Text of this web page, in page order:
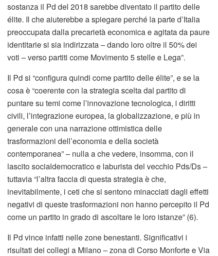
sostanza il Pd del 2018 sarebbe diventato il partito delle
élite. Il che aiuterebbe a spiegare perché la parte d’Italia
preoccupata dalla precarietà economica e agitata da paure
identitarie si sia indirizzata – dando loro oltre il 50% dei
voti – verso partiti come Movimento 5 stelle e Lega”.
Il Pd si “configura quindi come partito delle élite”, e se la
cosa è “coerente con la strategia scelta dal partito di
puntare su temi come l’innovazione tecnologica, i diritti
civili, l’integrazione europea, la globalizzazione, e più in
generale con una narrazione ottimistica delle
trasformazioni dell’economia e della società
contemporanea” – nulla a che vedere, insomma, con il
lascito socialdemocratico e laburista del vecchio Pds/Ds –
tuttavia “l’altra faccia di questa strategia è che,
inevitabilmente, i ceti che si sentono minacciati dagli effetti
negativi di queste trasformazioni non hanno percepito il Pd
come un partito in grado di ascoltare le loro istanze” (6).
Il Pd vince infatti nelle zone benestanti. Significativi i
risultati dei collegi a Milano – zona di Corso Monforte e Via